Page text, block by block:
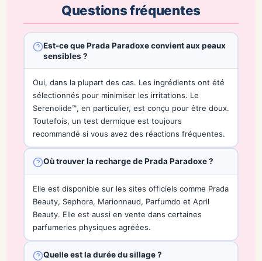
Questions fréquentes
Est-ce que Prada Paradoxe convient aux peaux
sensibles ?
Oui, dans la plupart des cas. Les ingrédients ont été
sélectionnés pour minimiser les irritations. Le
Serenolide™, en particulier, est conçu pour être doux.
Toutefois, un test dermique est toujours
recommandé si vous avez des réactions fréquentes.
Où trouver la recharge de Prada Paradoxe ?
Elle est disponible sur les sites officiels comme Prada
Beauty, Sephora, Marionnaud, Parfumdo et April
Beauty. Elle est aussi en vente dans certaines
parfumeries physiques agréées.
Quelle est la durée du sillage ?